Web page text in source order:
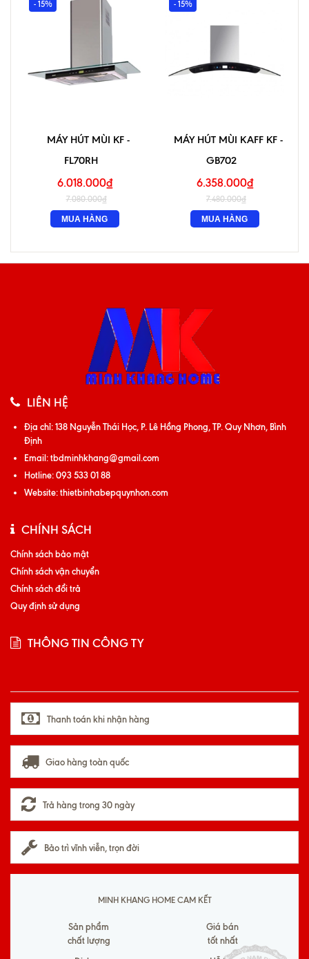
- 15%
MÁY HÚT MÙI KF -
FL70RH
6.018.000₫
7.080.000₫
MUA HÀNG
- 15%
MÁY HÚT MÙI KAFF KF -
GB702
6.358.000₫
7.480.000₫
MUA HÀNG
LIÊN HỆ
Địa chỉ:138 Nguyễn Thái Học, P. Lê Hồng Phong, TP. Quy Nhơn, Bình
Định
Email:tbdminhkhang@gmail.com
Hotline:093 533 01 88
Website:thietbinhabepquynhon.com
CHÍNH SÁCH
Chính sách bảo mật
Chính sách vận chuyển
Chính sách đổi trả
Quy định sử dụng
THÔNG TIN CÔNG TY
Thanh toán khi nhận hàng
Giao hàng toàn quốc
Trả hàng trong 30 ngày
Bảo trì vĩnh viễn, trọn đời
MINH KHANG HOME CAM KẾT
Sản phẩm
chất lượng
Giá bán
tốt nhất